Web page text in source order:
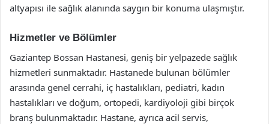
altyapısı ile sağlık alanında saygın bir konuma ulaşmıştır.
Hizmetler ve Bölümler
Gaziantep Bossan Hastanesi, geniş bir yelpazede sağlık
hizmetleri sunmaktadır. Hastanede bulunan bölümler
arasında genel cerrahi, iç hastalıkları, pediatri, kadın
hastalıkları ve doğum, ortopedi, kardiyoloji gibi birçok
branş bulunmaktadır. Hastane, ayrıca acil servis,